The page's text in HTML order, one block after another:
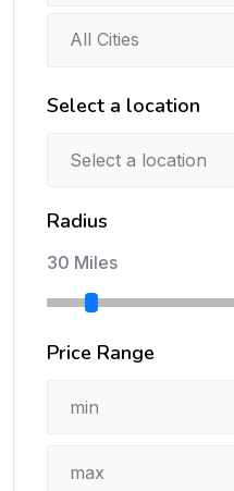
All Cities
Select a location
Radius
30 Miles
Price Range